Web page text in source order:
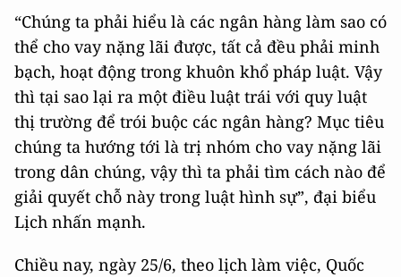
“Chúng ta phải hiểu là các ngân hàng làm sao có
thể cho vay nặng lãi được, tất cả đều phải minh
bạch, hoạt động trong khuôn khổ pháp luật. Vậy
thì tại sao lại ra một điều luật trái với quy luật
thị trường để trói buộc các ngân hàng? Mục tiêu
chúng ta hướng tới là trị nhóm cho vay nặng lãi
trong dân chúng, vậy thì ta phải tìm cách nào để
giải quyết chỗ này trong luật hình sự”, đại biểu
Lịch nhấn mạnh.
Chiều nay, ngày 25/6, theo lịch làm việc, Quốc